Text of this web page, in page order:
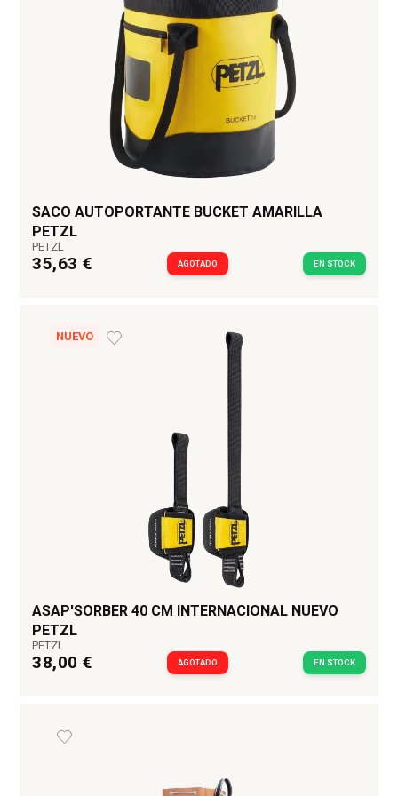
SACO AUTOPORTANTE BUCKET AMARILLA
PETZL
PETZL
35,63 € AGOTADO EN STOCK
NUEVO
ASAP'SORBER 40 CM INTERNACIONAL NUEVO
PETZL
PETZL
38,00 € AGOTADO EN STOCK